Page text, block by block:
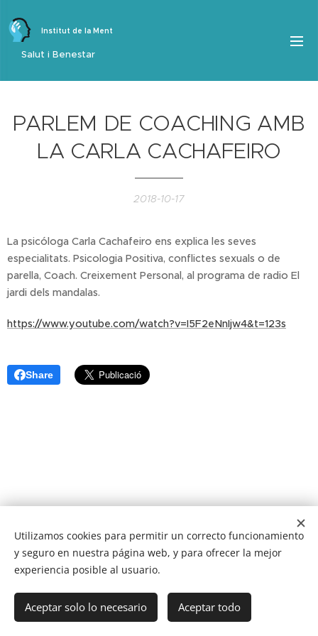
Institut de la Ment
Salut i Benestar
PARLEM DE COACHING AMB
LA CARLA CACHAFEIRO
2018-10-17
La psicóloga Carla Cachafeiro ens explica les seves
especialitats. Psicologia Positiva, conflictes sexuals o de
parella, Coach. Creixement Personal, al programa de radio El
jardi dels mandalas.
https://www.youtube.com/watch?v=I5F2eNnIjw4&t=123s
Share
Avís Legal Política de galetes Política de privacitat
© INSTITUT DE LA MENT 2017. Development by
Llengües
Español
Català
Utilizamos cookies para permitir un correcto funcionamiento
y seguro en nuestra página web, y para ofrecer la mejor
experiencia posible al usuario.
Aceptar solo lo necesario Aceptar todo